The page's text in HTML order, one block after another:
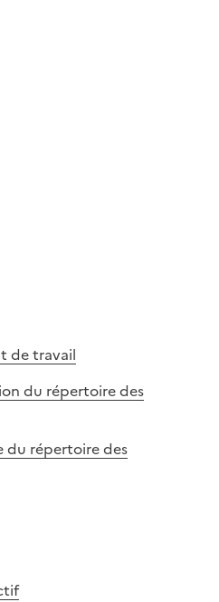
de travail
du répertoire des
du répertoire des